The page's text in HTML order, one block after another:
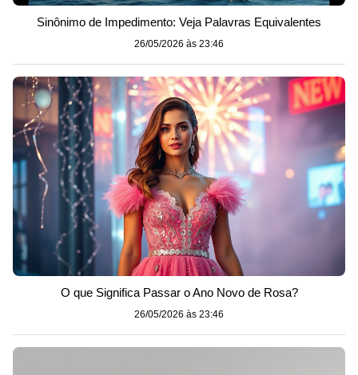
Sinônimo de Impedimento: Veja Palavras Equivalentes
26/05/2026 às 23:46
O que Significa Passar o Ano Novo de Rosa?
26/05/2026 às 23:46